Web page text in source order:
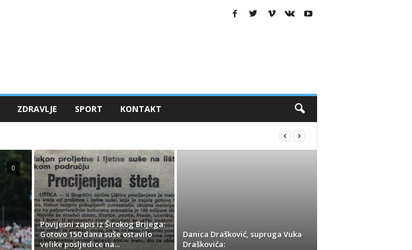
ZDRAVLJE SPORT KONTAKT
0
Povijesni zapis iz Širokog Brijega:
Gotovo 150 dana suše ostavilo
velike posljedice na...
Danica Drašković, supruga Vuka
Draškovića: